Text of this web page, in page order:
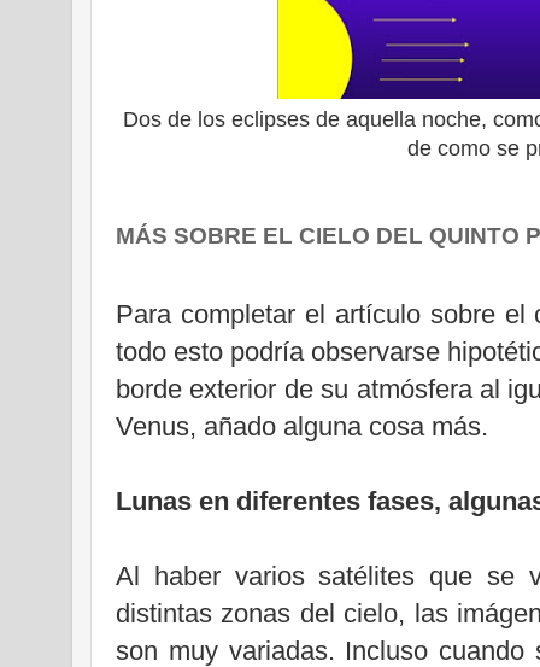
Dos de los eclipses de aquella noche,
de como se
MÁS SOBRE EL CIELO DEL QUINTO
Para completar el artículo sobre
todo esto podría observarse
borde exterior de su atmósfera al
Venus, añado alguna cosa más.
Lunas en diferentes fases,
Al haber varios satélites que se
distintas zonas del cielo, las
son muy variadas. Incluso